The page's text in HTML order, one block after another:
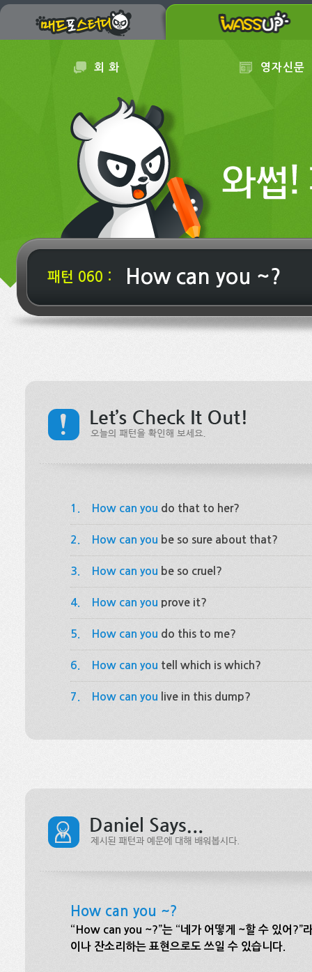
회 화 영자신문
패턴 060 : How can you ~?
1. How can you do that to her?
2. How can you be so sure about that?
3. How can you be so cruel?
4. How can you prove it?
5. How can you do this to me?
6. How can you tell which is which?
7. How can you live in this dump?
How can you ~?
“How can you ~?”는 “네가 어떻게 ~할 수 있어?”
이나 잔소리하는 표현으로도 쓰일 수 있습니다.